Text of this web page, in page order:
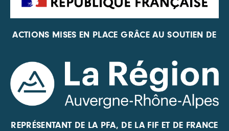
ACTIONS MISES EN PLACE GRÂCE AU SOUTIEN DE
REPRÉSENTANT DE LA PFA, DE LA FIF ET DE FRANCE